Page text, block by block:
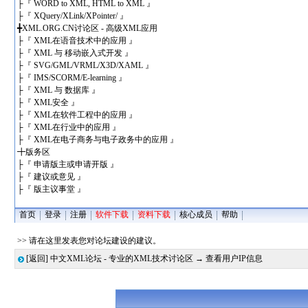
├『 WORD to XML, HTML to XML 』
├『 XQuery/XLink/XPointer/ 』
╋XML.ORG.CN讨论区 - 高级XML应用
├『 XML在语音技术中的应用 』
├『 XML 与 移动嵌入式开发 』
├『 SVG/GML/VRML/X3D/XAML 』
├『 IMS/SCORM/E-learning 』
├『 XML 与 数据库 』
├『 XML安全 』
├『 XML在软件工程中的应用 』
├『 XML在行业中的应用 』
├『 XML在电子商务与电子政务中的应用 』
╋版务区
├『 申请版主或申请开版 』
├『 建议或意见 』
├『 版主议事堂 』
首页 登录 注册 软件下载 资料下载 核心成员 帮助
>> 请在这里发表您对论坛建设的建议。
[返回] 中文XML论坛 - 专业的XML技术讨论区 → 查看用户IP信息